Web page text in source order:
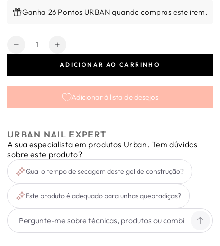
Ganha 26 Pontos URBAN quando compras este item.
Quantidade
Diminuir
construção
Power
Pro
Pink
50ml
Aumentar
quantidade
de
construção
Power
Pro
Pink
50ml
ADICIONAR AO CARRINHO
Adicionar à lista de desejos
URBAN NAIL EXPERT
A sua especialista em produtos Urban. Tem dúvidas
sobre este produto?
Qual o tempo de secagem deste gel de construção?
Este produto é adequado para unhas quebradiças?